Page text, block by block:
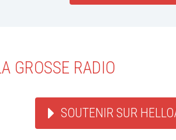
GROSSE RADIO
SOUTENIR SUR